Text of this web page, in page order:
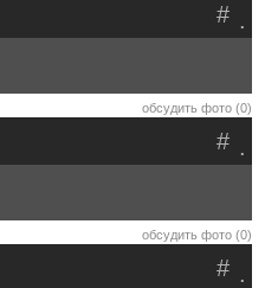
.
#
обсудить фото (0)
.
#
обсудить фото (0)
.
#